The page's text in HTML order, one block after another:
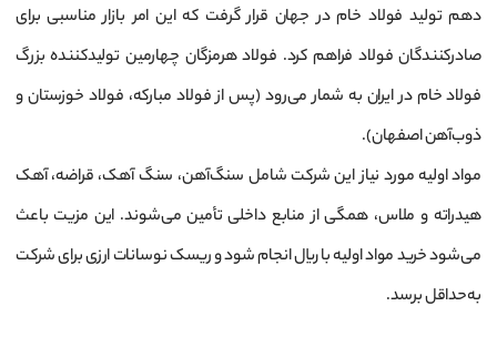
دهم تولید فولاد خام در جهان قرار گرفت که این امر بازار مناسبی برای
صادرکنندگان فولاد فراهم کرد. فولاد هرمزگان چهارمین تولیدکننده بزرگ
فولاد خام در ایران به شمار می‌رود (پس از فولاد مبارکه، فولاد خوزستان و
ذوب‌آهن اصفهان).
مواد اولیه مورد نیاز این شرکت شامل سنگ‌آهن، سنگ آهک، قراضه، آهک
هیدراته و ملاس، همگی از منابع داخلی تأمین می‌شوند. این مزیت باعث
می‌شود خرید مواد اولیه با ریال انجام شود و ریسک نوسانات ارزی برای شرکت
به‌حداقل برسد.